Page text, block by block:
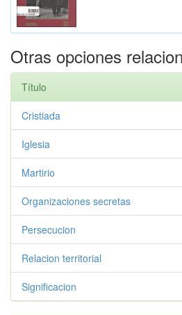
Otras opciones
Título
Cristiada
Iglesia
Martirio
Organizaciones secretas
Persecucion
Relacion territorial
Significacion